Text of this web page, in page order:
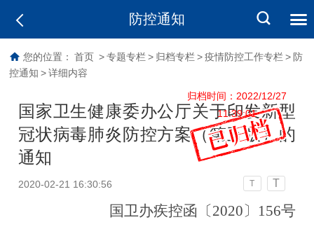
防控通知
您的位置： 首页 > 专题专栏 > 归档专栏 > 疫情防控工作专栏 > 防
控通知 > 详细内容
归档时间：2022/12/27
11:39:01
国家卫生健康委办公厅关于印发新型
冠状病毒肺炎防控方案（第五版）的
通知
2020-02-21 16:30:56 T T
国卫办疾控函〔2020〕156号